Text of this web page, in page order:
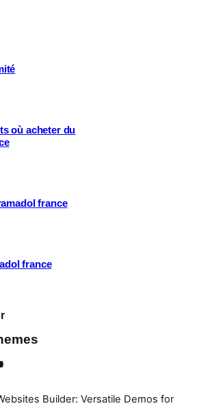
où acheter du
france
france
Builder: Versatile Demos for